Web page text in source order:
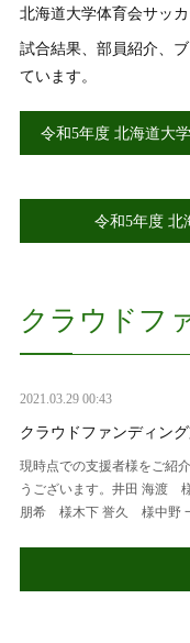
北海道大学体育会サッ
試合結果、部員紹介、
ています。
令和5年度 北海道大
令和5年度 北
クラウドフ
2021.03.29 00:43
クラウドファンディン
現時点での支援者様をご紹
うございます。井田 海渡
朋希 様木下 誉久 様中野